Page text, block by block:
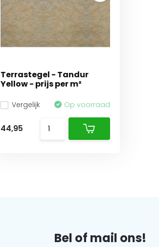
Terrastegel - Tandur
Yellow - prijs per m²
Vergelijk Op voorraad
44,95
Bel of mail ons!